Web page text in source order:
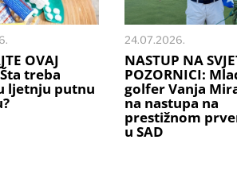
OVAJ
treba
ljetnju putnu
24.07.2026.
NASTUP NA
POZORNICI:
golfer Vanja
na nastupa na
prestižnom
u SAD